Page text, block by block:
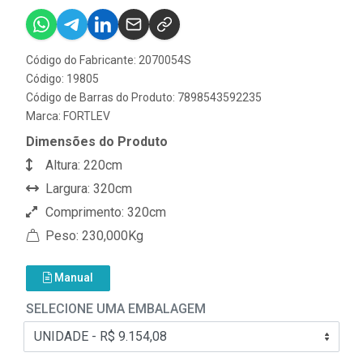
Código do Fabricante: 2070054S
Código: 19805
Código de Barras do Produto: 7898543592235
Marca: FORTLEV
Dimensões do Produto
Altura: 220cm
Largura: 320cm
Comprimento: 320cm
Peso: 230,000Kg
Manual
SELECIONE UMA EMBALAGEM